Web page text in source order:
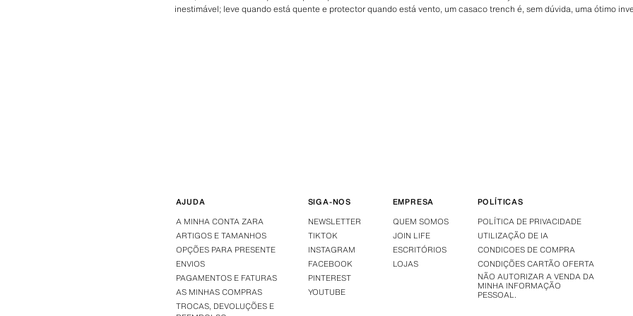
inestimável; leve quando está quente e protector quando está vento, um casaco trench é, sem dúvida, uma ótimo
AJUDA
A MINHA CONTA ZARA
ARTIGOS E TAMANHOS
OPÇÕES PARA PRESENTE
ENVIOS
PAGAMENTOS E FATURAS
AS MINHAS COMPRAS
TROCAS, DEVOLUÇÕES E
SIGA-NOS
NEWSLETTER
TIKTOK
INSTAGRAM
FACEBOOK
PINTEREST
YOUTUBE
EMPRESA
QUEM SOMOS
JOIN LIFE
ESCRITÓRIOS
LOJAS
POLÍTICAS
POLÍTICA DE PRIVACIDADE
UTILIZAÇÃO DE IA
CONDICOES DE COMPRA
CONDIÇÕES CARTÃO OFERTA
NÃO AUTORIZAR A VENDA DA
MINHA INFORMAÇÃO
PESSOAL.